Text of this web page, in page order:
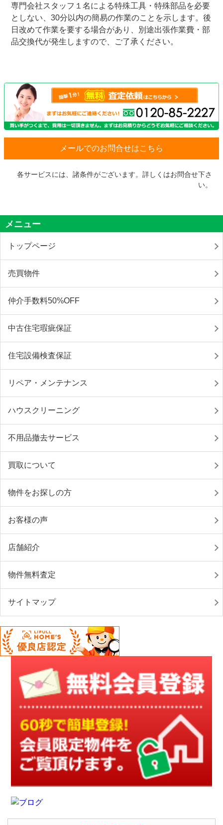
専門会社スタッフ１名による特殊工具・特殊部品を必要
としない、30分以内の簡易の作業のことを示します。後
日改めて作業を要する場合があり、別途出張作業費・部
品交換代が発生しますので、ご了承ください。
メールでのお問合せはこちら
各サービスには、諸条件がございます。詳しくはお問合せ下さ
い。
メニュー
トップページ
売買物件
仲介手数料50%OFF
中古住宅瑕疵保証
住宅設備検査保証
リペア・メンテナンス
ハウスクリーニング
不用品撤去サービス
買取について
物件をお探しの方
お客様の声
店舗紹介
物件無料査定
サイトマップ